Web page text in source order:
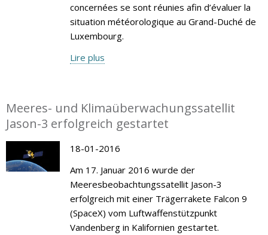
concernées se sont réunies afin d’évaluer la
situation météorologique au Grand-Duché de
Luxembourg.
Lire plus
Meeres- und Klimaüberwachungssatellit
Jason-3 erfolgreich gestartet
18-01-2016
Am 17. Januar 2016 wurde der
Meeresbeobachtungssatellit Jason-3
erfolgreich mit einer Trägerrakete Falcon 9
(SpaceX) vom Luftwaffenstützpunkt
Vandenberg in Kalifornien gestartet.